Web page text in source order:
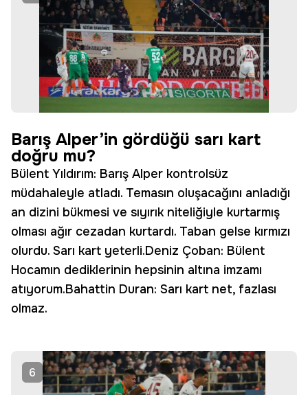
Barış Alper’in gördüğü sarı kart
doğru mu?
Bülent Yıldırım: Barış Alper kontrolsüz
müdahaleyle atladı. Temasın oluşacağını anladığı
an dizini bükmesi ve sıyırık niteliğiyle kurtarmış
olması ağır cezadan kurtardı. Taban gelse kırmızı
olurdu. Sarı kart yeterli.Deniz Çoban: Bülent
Hocamın dediklerinin hepsinin altına imzamı
atıyorum.Bahattin Duran: Sarı kart net, fazlası
olmaz.
6